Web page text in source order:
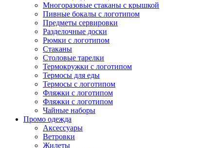
Многоразовые стаканы с крышкой
Пивные бокалы с логотипом
Предметы сервировки
Разделочные доски
Рюмки с логотипом
Стаканы
Столовые тарелки
Термокружки с логотипом
Термосы для еды
Термосы с логотипом
Фляжки с логотипом
Фляжки с логотипом
Чайные наборы
Промо одежда
Аксессуары
Ветровки
Жилеты